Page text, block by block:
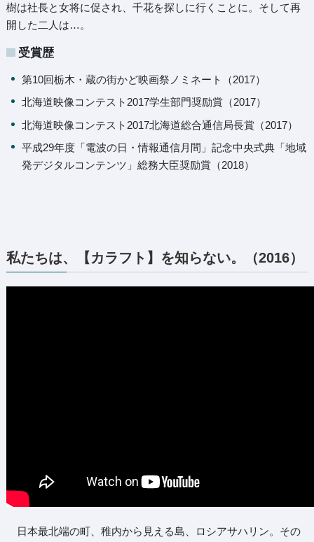
樹は社長と女将に促され、千花を探しに行くことに。そして再
開した二人は…。
受賞歴
第10回栃木・蔵の街かど映画祭ノミネート（2017）
北海道映像コンテスト2017学生部門奨励賞（2017）
北海道映像コンテスト2017北海道総合通信局長賞（2017）
平成29年度「電波の日・情報通信月間」記念中央式典「地域
発デジタルコンテンツ」総務大臣奨励賞（2018）
私たちは、【カラフト】を知らない。（2016）
日本最北端の町、稚内から見える島、ロシアサハリン。その